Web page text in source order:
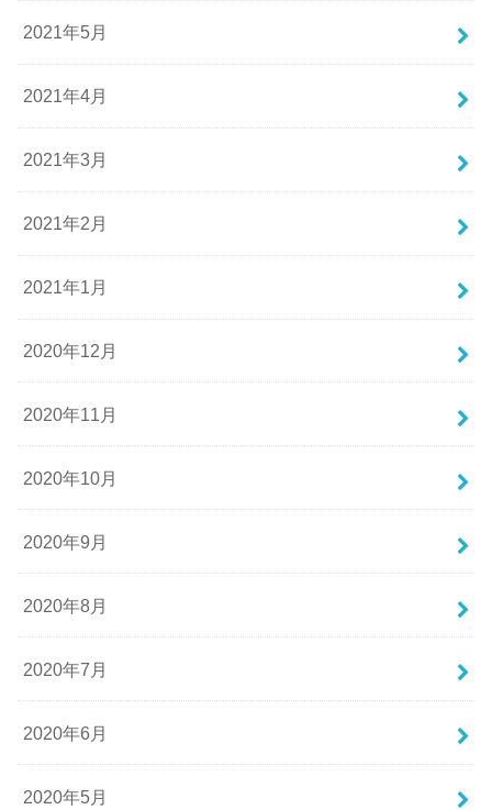
2021年5月
2021年4月
2021年3月
2021年2月
2021年1月
2020年12月
2020年11月
2020年10月
2020年9月
2020年8月
2020年7月
2020年6月
2020年5月